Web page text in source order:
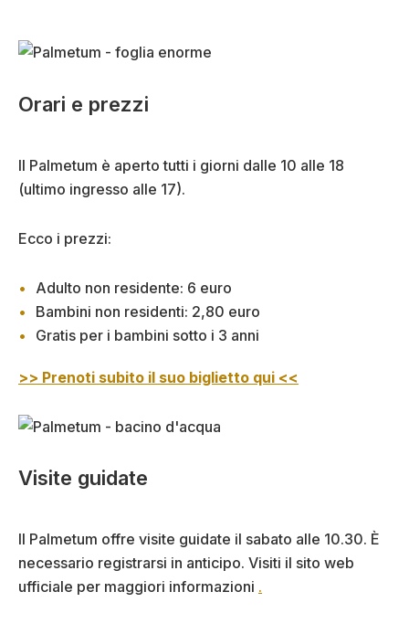
Orari e prezzi
Il Palmetum è aperto tutti i giorni dalle 10 alle 18
(ultimo ingresso alle 17).
Ecco i prezzi:
Adulto non residente: 6 euro
Bambini non residenti: 2,80 euro
Gratis per i bambini sotto i 3 anni
>> Prenoti subito il suo biglietto qui <<
Visite guidate
Il Palmetum offre visite guidate il sabato alle 10.30. È
necessario registrarsi in anticipo. Visiti il sito web
ufficiale per maggiori informazioni .